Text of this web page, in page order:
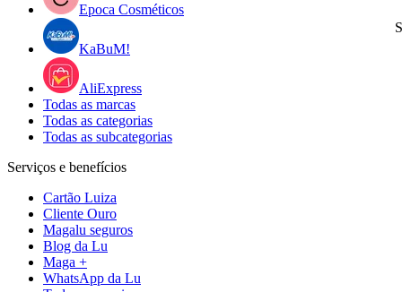
Epoca Cosméticos
KaBuM!
AliExpress
Todas as marcas
Todas as categorias
Todas as subcategorias
Serviços e benefícios
Cartão Luiza
Cliente Ouro
Magalu seguros
Blog da Lu
Maga +
WhatsApp da Lu